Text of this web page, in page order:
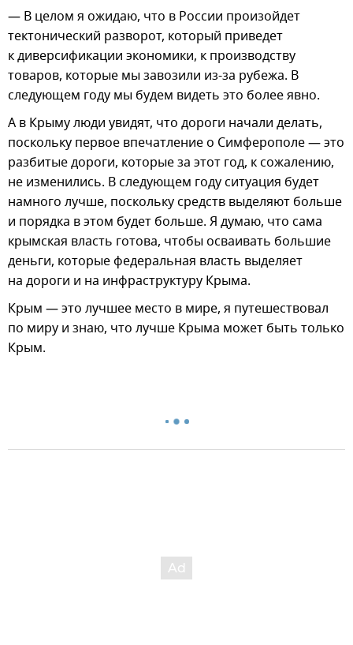
— В целом я ожидаю, что в России произойдет
тектонический разворот, который приведет
к диверсификации экономики, к производству
товаров, которые мы завозили из-за рубежа. В
следующем году мы будем видеть это более явно.
А в Крыму люди увидят, что дороги начали делать,
поскольку первое впечатление о Симферополе — это
разбитые дороги, которые за этот год, к сожалению,
не изменились. В следующем году ситуация будет
намного лучше, поскольку средств выделяют больше
и порядка в этом будет больше. Я думаю, что сама
крымская власть готова, чтобы осваивать большие
деньги, которые федеральная власть выделяет
на дороги и на инфраструктуру Крыма.
Крым — это лучшее место в мире, я путешествовал
по миру и знаю, что лучше Крыма может быть только
Крым.